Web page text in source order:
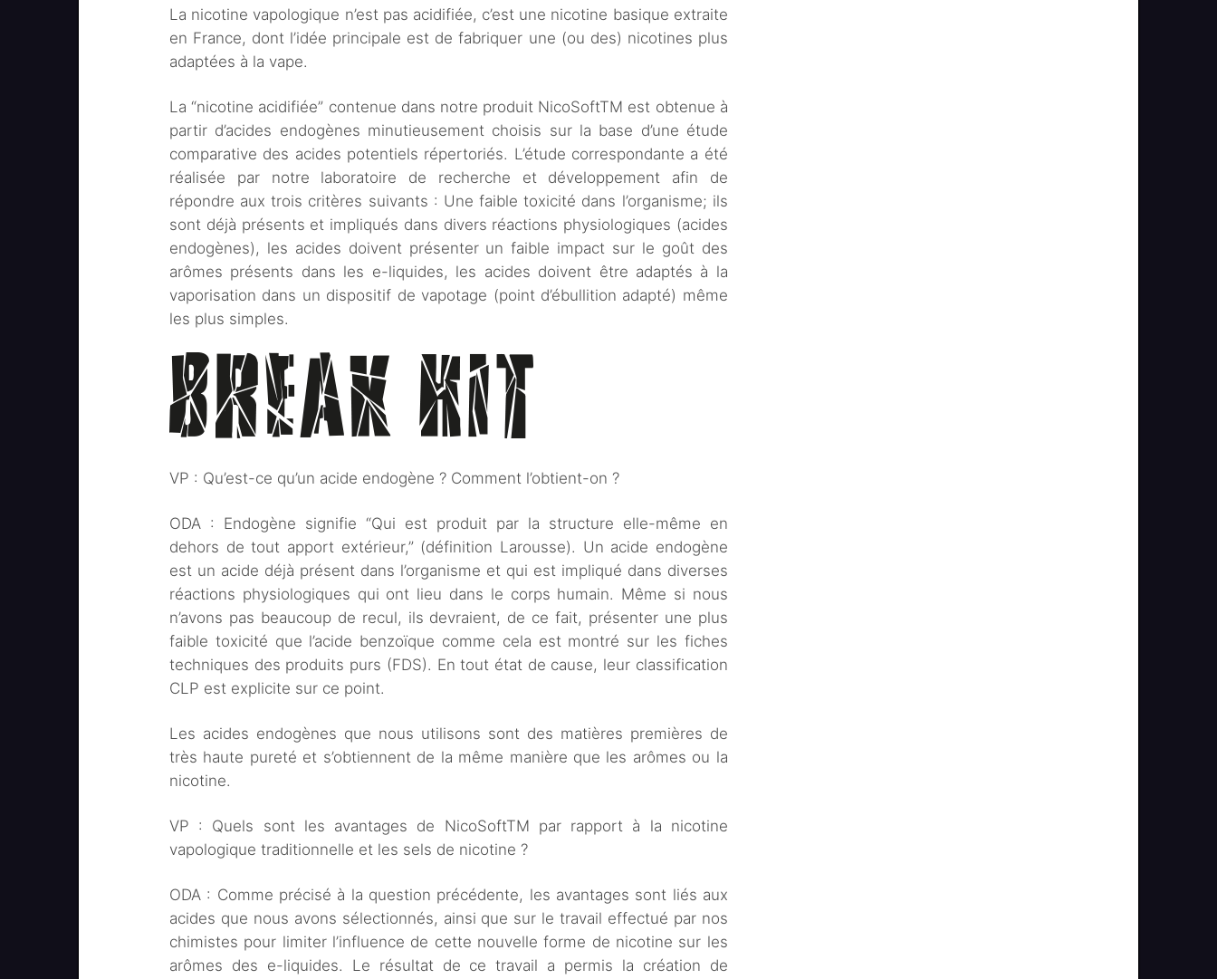
La nicotine vapologique n’est pas acidifiée, c’est une nicotine basique extraite
en France, dont l’idée principale est de fabriquer une (ou des) nicotines plus
adaptées à la vape.
La “nicotine acidifiée” contenue dans notre produit NicoSoftTM est obtenue à
partir d’acides endogènes minutieusement choisis sur la base d’une étude
comparative des acides potentiels répertoriés. L’étude correspondante a été
réalisée par notre laboratoire de recherche et développement afin de
répondre aux trois critères suivants : Une faible toxicité dans l’organisme; ils
sont déjà présents et impliqués dans divers réactions physiologiques (acides
endogènes), les acides doivent présenter un faible impact sur le goût des
arômes présents dans les e-liquides, les acides doivent être adaptés à la
vaporisation dans un dispositif de vapotage (point d’ébullition adapté) même
les plus simples.
VP : Qu’est-ce qu’un acide endogène ? Comment l’obtient-on ?
ODA : Endogène signifie “Qui est produit par la structure elle-même en
dehors de tout apport extérieur,” (définition Larousse). Un acide endogène
est un acide déjà présent dans l’organisme et qui est impliqué dans diverses
réactions physiologiques qui ont lieu dans le corps humain. Même si nous
n’avons pas beaucoup de recul, ils devraient, de ce fait, présenter une plus
faible toxicité que l’acide benzoïque comme cela est montré sur les fiches
techniques des produits purs (FDS). En tout état de cause, leur classification
CLP est explicite sur ce point.
Les acides endogènes que nous utilisons sont des matières premières de
très haute pureté et s’obtiennent de la même manière que les arômes ou la
nicotine.
VP : Quels sont les avantages de NicoSoftTM par rapport à la nicotine
vapologique traditionnelle et les sels de nicotine ?
ODA : Comme précisé à la question précédente, les avantages sont liés aux
acides que nous avons sélectionnés, ainsi que sur le travail effectué par nos
chimistes pour limiter l’influence de cette nouvelle forme de nicotine sur les
arômes des e-liquides. Le résultat de ce travail a permis la création de